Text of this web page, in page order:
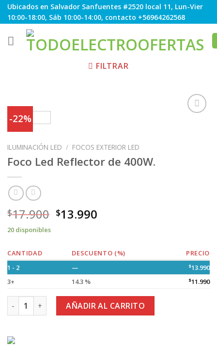
Skip
to
content
Ubicados en Salvador Sanfuentes #2520 local 11, Lun-Vier
10:00-18:00, Sáb 10:00-14:00, contacto +56964262568
FILTRAR
-22%
ILUMINACIÓN LED / FOCOS EXTERIOR LED
Foco Led Reflector de 400W.
$17.900 $13.990
20 disponibles
CANTIDAD DESCUENTO (%)
PRECIO
1 - 2
— $13.990
3+
14.3 % $11.990
Foco Led Reflector de 400W. cantidad
AÑADIR AL CARRITO